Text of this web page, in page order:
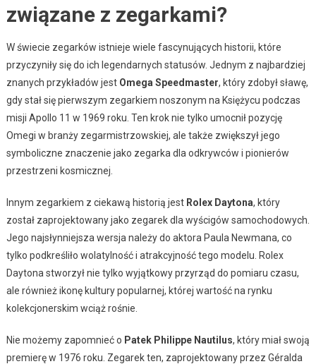
związane z zegarkami?
W świecie zegarków istnieje wiele fascynujących historii, które
przyczyniły się do ich legendarnych statusów. Jednym z najbardziej
znanych przykładów jest Omega Speedmaster, który zdobył sławę,
gdy stał się pierwszym zegarkiem noszonym na Księżycu podczas
misji Apollo 11 w 1969 roku. Ten krok nie tylko umocnił pozycję
Omegi w branży zegarmistrzowskiej, ale także zwiększył jego
symboliczne znaczenie jako zegarka dla odkrywców i pionierów
przestrzeni kosmicznej.
Innym zegarkiem z ciekawą historią jest Rolex Daytona, który
został zaprojektowany jako zegarek dla wyścigów samochodowych.
Jego najsłynniejsza wersja należy do aktora Paula Newmana, co
tylko podkreśliło wolatylność i atrakcyjność tego modelu. Rolex
Daytona stworzył nie tylko wyjątkowy przyrząd do pomiaru czasu,
ale również ikonę kultury popularnej, której wartość na rynku
kolekcjonerskim wciąż rośnie.
Nie możemy zapomnieć o Patek Philippe Nautilus, który miał swoją
premierę w 1976 roku. Zegarek ten, zaprojektowany przez Géralda